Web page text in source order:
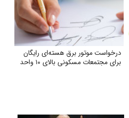
درخواست موتور برق هسته‌ای رایگان
برای مجتمعات مسکونی بالای ۱۰ واحد